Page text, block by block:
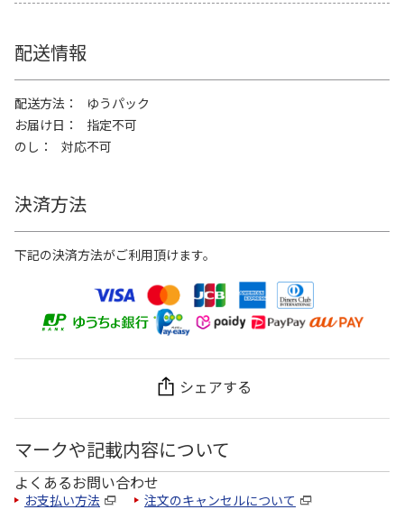
配送情報
配送方法
ゆうパック
お届け日
指定不可
のし
対応不可
決済方法
下記の決済方法がご利用頂けます。
シェアする
マークや記載内容について
よくあるお問い合わせ
お支払い方法 注文のキャンセルについて